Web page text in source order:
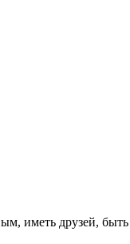
иметь друзей,